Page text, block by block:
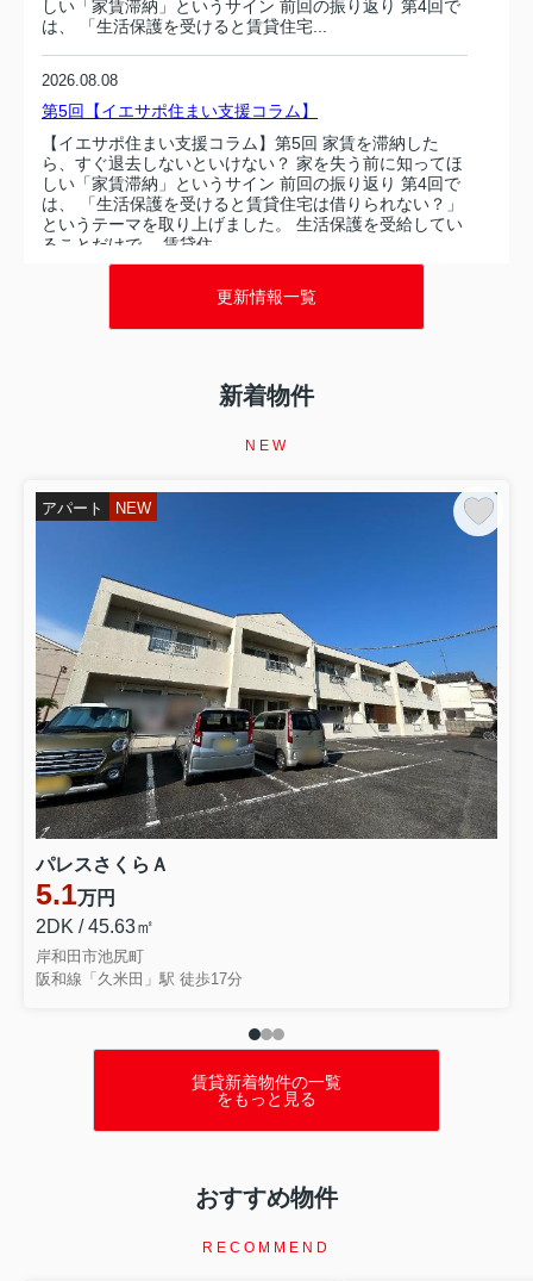
しい「家賃滞納」というサイン 前回の振り返り 第4回で
は、 「生活保護を受けると賃貸住宅...
2026.08.08
第5回【イエサポ住まい支援コラム】
【イエサポ住まい支援コラム】第5回 家賃を滞納した
ら、すぐ退去しないといけない？ 家を失う前に知ってほ
しい「家賃滞納」というサイン 前回の振り返り 第4回で
は、 「生活保護を受けると賃貸住宅は借りられない？」
というテーマを取り上げました。 生活保護を受給してい
ることだけで、 賃貸住...
第4回【イエサポ住まい支援コラム】
と賃貸住宅は借りられない？ 「生活保護だから無理」と
諦める前に知ってほしいこと 前回の振り返り 第3回で
いてお伝えしました。 高齢だからという理由だけではな
【イエサポ住まい支援コラム】第2回 住宅セーフティネ
ット制度とは？ 「住まいに困ったとき、誰が支えてくれ
るの？」 前回の振り返り 第1回では、貝塚市社会福祉協
議会様で行った講演をもとに、 「住まいを失ってからで
はなく、住まいを失う前に相談することが大切」 という
テーマでお話ししました...
2026.07.21
第1回【イエサポ住まい支援コラム】
【イエサポ住まい支援コラム】第1回 社会福祉協議会様
で講演しました 「住宅セーフティネット制度 ～住まいを
失う前にできること～」 先日、貝塚市社会福祉協議会様
で、職員の皆さまを対象に「住宅セーフティネット制度
～住まいを失う前にできること～」をテーマとした講演
を行いました。講演では、住まいを失...
更新情報一覧
新着物件
NEW
アパート NEW
パレスさくらＡ
5.1万円
2DK / 45.63㎡
岸和田市池尻町
阪和線「久米田」駅 徒歩17分
賃貸新着物件の一覧
をもっと見る
おすすめ物件
RECOMMEND